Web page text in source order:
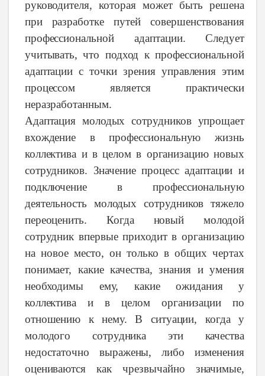
руководителя, которая может быть решена
при
разработкепутей совершенствования
профессиональнойадаптации.Следует
учитывать, что подход кпрофессиональной
адаптации сточки зренияуправленияэтим
процессом
является
практически
неразработанным.
Адаптация молодых сотрудников упрощает
вхождение впрофессиональную жизнь
коллектива и вцеломв организацию новых
сотрудников. Значение процесс адаптации и
подключение впрофессиональную
деятельность
молодых сотрудников тяжело
переоценить. Когда новый
молодой
сотрудник впервые приходитв организацию
нановое место, онтолько вобщих чертах
понимает, какие качества, знания иумения
необходимы
ему, какие ожиданияу
коллектива и вцелом организации
по
отношению кнему.В ситуации, когдау
молодого
сотрудника эти качества
недостаточно
выражены, либо
изменения
оцениваются какчрезвычайно
значимые,